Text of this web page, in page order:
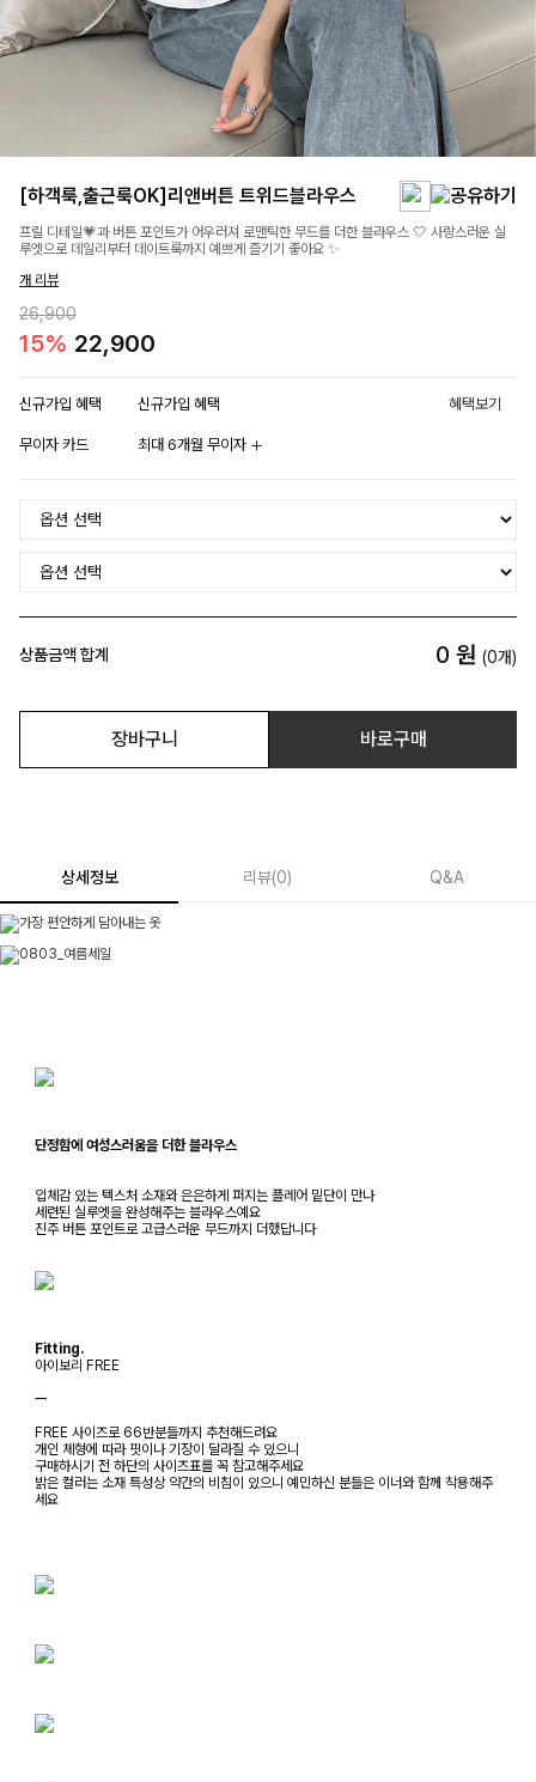
[하객룩,출근룩OK]리앤버튼 트위드블라우스
프릴 디테일💗과 버튼 포인트가 어우러져 로맨틱한 무드를 더한 블라우스 🤍 사랑스러운 실
루엣으로 데일리부터 데이트룩까지 예쁘게 즐기기 좋아요 ✨
개 리뷰
26,900
15% 22,900
신규가입 혜택 신규가입 혜택 혜택보기
무이자 카드 최대 6개월 무이자
상품금액 합계 0 원 (0개)
장바구니 바로구매
상세정보 리뷰(0) Q&A
단정함에 여성스러움을 더한 블라우스
입체감 있는 텍스처 소재와 은은하게 퍼지는 플레어 밑단이 만나
세련된 실루엣을 완성해주는 블라우스예요
진주 버튼 포인트로 고급스러운 무드까지 더했답니다
Fitting.
아이보리 FREE
ㅡ
FREE 사이즈로 66반분들까지 추천해드려요
개인 체형에 따라 핏이나 기장이 달라질 수 있으니
구매하시기 전 하단의 사이즈표를 꼭 참고해주세요
밝은 컬러는 소재 특성상 약간의 비침이 있으니 예민하신 분들은 이너와 함께 착용해주
세요